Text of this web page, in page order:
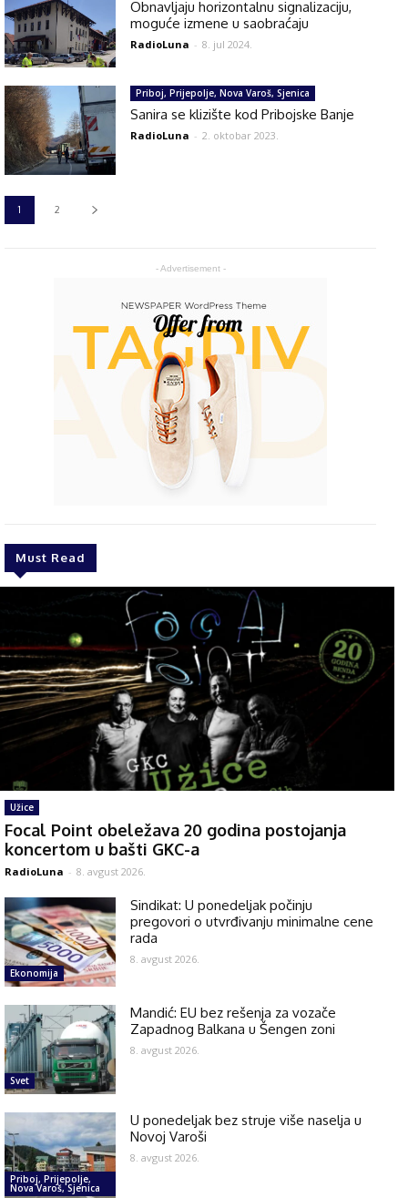
- Advertisement -
Must Read
Užice
Focal Point obeležava 20 godina postojanja
koncertom u bašti GKC-a
RadioLuna - 8. avgust 2026.
Ekonomija
Sindikat: U ponedeljak počinju
pregovori o utvrđivanju minimalne cene
rada
8. avgust 2026.
Svet
Mandić: EU bez rešenja za vozače
Zapadnog Balkana u Šengen zoni
8. avgust 2026.
Priboj, Prijepolje,
Nova Varoš, Sjenica
U ponedeljak bez struje više naselja u
Novoj Varoši
8. avgust 2026.
Obnavljaju horizontalnu signalizaciju,
moguće izmene u saobraćaju
RadioLuna - 8. jul 2024.
Priboj, Prijepolje, Nova Varoš, Sjenica
Sanira se klizište kod Pribojske Banje
RadioLuna - 2. oktobar 2023.
1 2